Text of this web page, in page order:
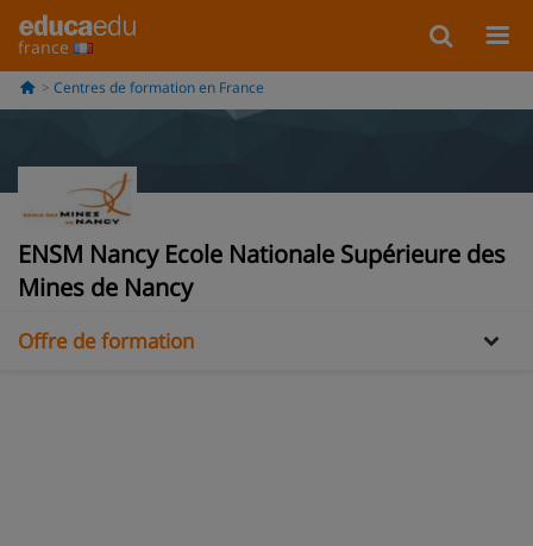
france
Centres de formation en France
ENSM Nancy Ecole Nationale Supérieure des
Mines de Nancy
Information
Offre de formation